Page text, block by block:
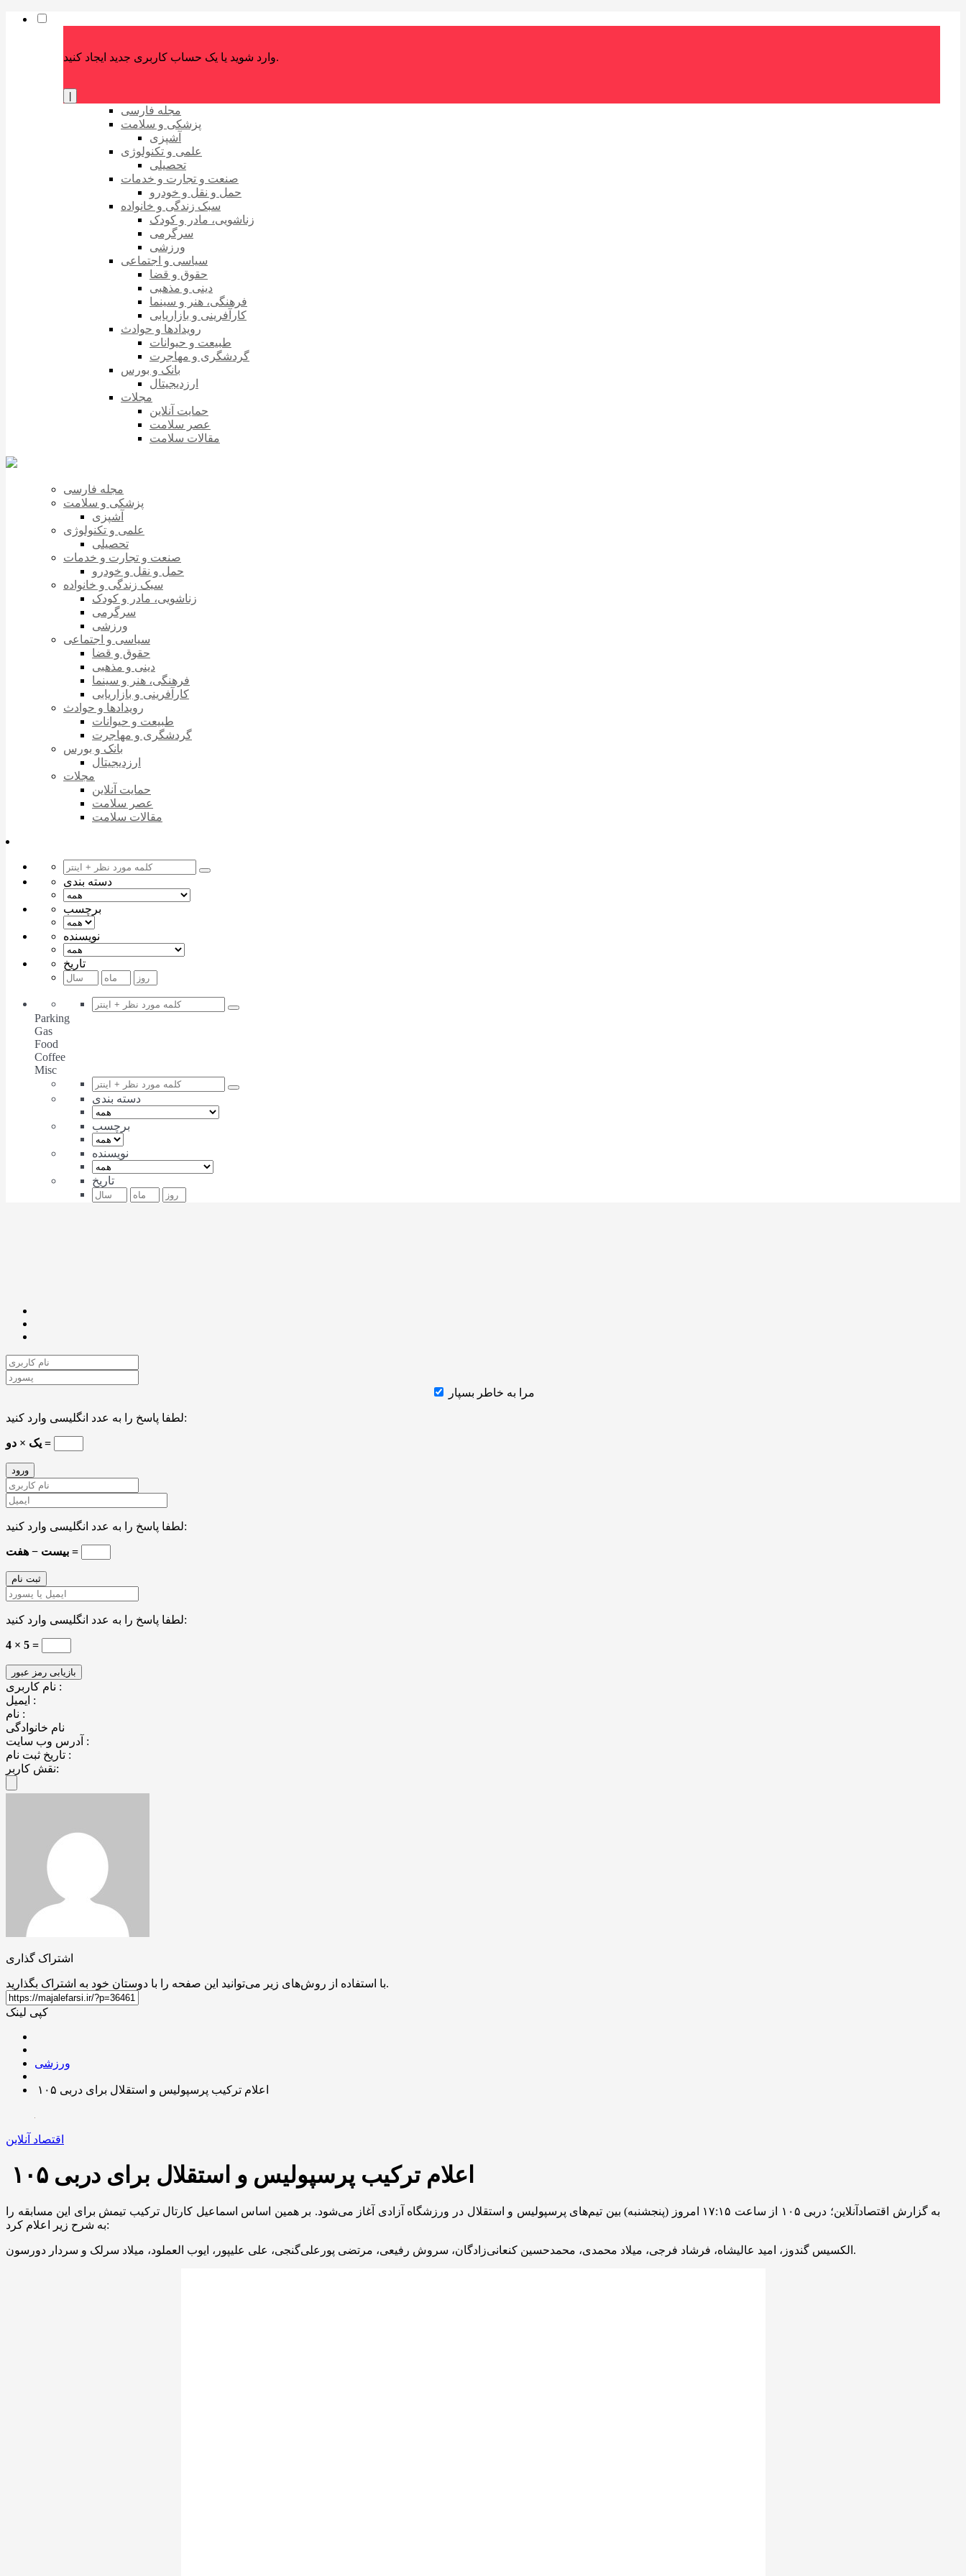
وارد شوید یا یک حساب کاربری جدید ایجاد کنید.
مجله فارسی
پزشکی و سلامت
آشپزی
علمی و تکنولوژی
تحصیلی
صنعت و تجارت و خدمات
حمل و نقل و خودرو
سبک زندگی و خانواده
زناشویی، مادر و کودک
سرگرمی
ورزشی
سیاسی و اجتماعی
حقوق و قضا
دینی و مذهبی
فرهنگی، هنر و سینما
کارآفرینی و بازاریابی
رویدادها و حوادث
طبیعت و حیوانات
گردشگری و مهاجرت
بانک و بورس
ارزدیجیتال
مجلات
حمایت آنلاین
عصر سلامت
مقالات سلامت
مجله فارسی
پزشکی و سلامت
آشپزی
علمی و تکنولوژی
تحصیلی
صنعت و تجارت و خدمات
حمل و نقل و خودرو
سبک زندگی و خانواده
زناشویی، مادر و کودک
سرگرمی
ورزشی
سیاسی و اجتماعی
حقوق و قضا
دینی و مذهبی
فرهنگی، هنر و سینما
کارآفرینی و بازاریابی
رویدادها و حوادث
طبیعت و حیوانات
گردشگری و مهاجرت
بانک و بورس
ارزدیجیتال
مجلات
حمایت آنلاین
عصر سلامت
مقالات سلامت
دسته بندی
برچسب
نویسنده
تاریخ
Parking
Gas
Food
Coffee
Misc
دسته بندی
برچسب
نویسنده
تاریخ
مرا به خاطر بسپار
لطفا پاسخ را به عدد انگلیسی وارد کنید:
یک × دو =
لطفا پاسخ را به عدد انگلیسی وارد کنید:
بیست − هفت =
لطفا پاسخ را به عدد انگلیسی وارد کنید:
4 × 5 =
نام کاربری :
ایمیل :
نام :
نام خانوادگی
آدرس وب سایت :
تاریخ ثبت نام :
نقش کاربر:
اشتراک گذاری
با استفاده از روش‌های زیر می‌توانید این صفحه را با دوستان خود به اشتراک بگذارید.
کپی لینک
ورزشی
اعلام ترکیب پرسپولیس و استقلال برای دربی ۱۰۵
اقتصاد آنلاین
اعلام ترکیب پرسپولیس و استقلال برای دربی ۱۰۵
به گزارش اقتصادآنلاین؛
دربی ۱۰۵ از ساعت ۱۷:۱۵ امروز (پنجشنبه) بین تیم‌های پرسپولیس و استقلال در ورزشگاه آزادی آغاز می‌شود. بر همین اساس اسماعیل کارتال ترکیب تیمش برای این مسابقه را
به شرح زیر اعلام کرد:
الکسیس گندوز، امید عالیشاه، فرشاد فرجی، میلاد محمدی، محمدحسین کنعانی‌زادگان، سروش رفیعی، مرتضی پورعلی‌گنجی، علی علیپور، ایوب العملود، میلاد سرلک و سردار دورسون.